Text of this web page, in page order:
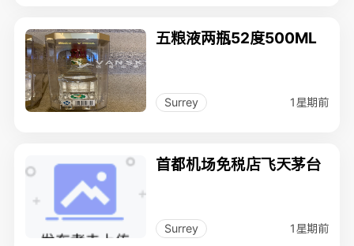
五粮液两瓶52度500ML
Surrey 1星期前
首都机场免税店飞天茅台
Surrey 1星期前